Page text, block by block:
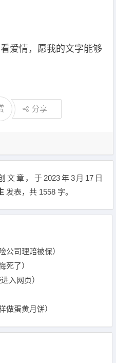
爱情，愿我的文字能够
分享
文章，于2023年3月17日
发表，共 1558 字。
公司理赔被保）
死了）
入网页）
做蛋黄月饼）